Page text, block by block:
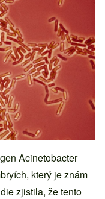
Acinetobacter
který je znám
zjistila, že tento